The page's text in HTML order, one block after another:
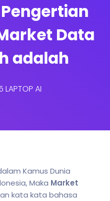
Data
adalah
LAPTOP AI
Kamus Dunia
Maka Market
kata kata bahasa